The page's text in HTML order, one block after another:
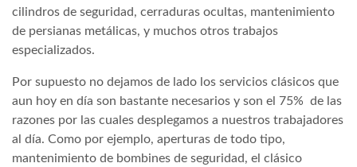
cilindros de seguridad, cerraduras ocultas, mantenimiento
de persianas metálicas, y muchos otros trabajos
especializados.
Por supuesto no dejamos de lado los servicios clásicos que
aun hoy en día son bastante necesarios y son el 75% de las
razones por las cuales desplegamos a nuestros trabajadores
al día. Como por ejemplo, aperturas de todo tipo,
mantenimiento de bombines de seguridad, el clásico